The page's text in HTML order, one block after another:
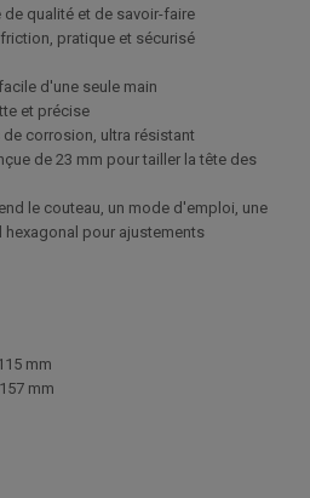
qualité et de savoir-faire
pratique et sécurisé
d'une seule main
et précise
corrosion, ultra résistant
de 23 mm pour tailler la tête des
le couteau, un mode d'emploi, une
hexagonal pour ajustements
mm
157 mm